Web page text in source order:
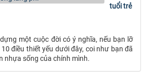
tuổi trẻ
một cuộc đời có ý nghĩa, nếu bạn lỡ
điều thiết yếu dưới đây, coi như bạn đã
nhựa sống của chính mình.